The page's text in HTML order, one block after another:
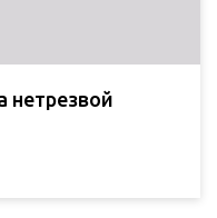
нетрезвой